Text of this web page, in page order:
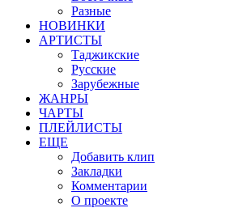
Разные
НОВИНКИ
АРТИСТЫ
Таджикские
Русские
Зарубежные
ЖАНРЫ
ЧАРТЫ
ПЛЕЙЛИСТЫ
ЕЩЕ
Добавить клип
Закладки
Комментарии
О проекте